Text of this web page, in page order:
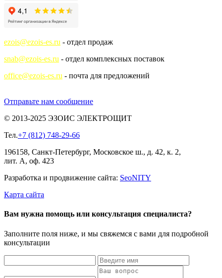
ezois@ezois-es.ru - отдел продаж
snab@ezois-es.ru - отдел комплексных поставок
office@ezois-es.ru - почта для предложений
Отправьте нам сообщение
© 2013-2025 ЭЗОИС ЭЛЕКТРОЩИТ
Тел.+7 (812) 748-29-66
196158, Санкт-Петербург, Московское ш., д. 42, к. 2,
лит. А, оф. 423
Разработка и продвижение сайта: SeoNITY
Карта сайта
Вам нужна помощь или консультация специалиста?
Заполните поля ниже, и мы свяжемся с вами для подробной
консультации